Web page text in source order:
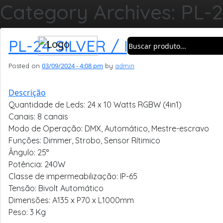
Category Archives: PL-
PL-24 SILVER / BLACK
Posted on 03/09/2024 - 4:08 pm by admin
Descrição
Quantidade de Leds: 24 x 10 Watts RGBW (4in1)
Canais: 8 canais
Modo de Operação: DMX, Automático, Mestre-escravo
Funções: Dimmer, Strobo, Sensor Rítimico
Ângulo: 25°
Potência: 240W
Classe de impermeabilização: IP-65
Tensão: Bivolt Automático
Dimensões: A135 x P70 x L1000mm
Peso: 3 Kg